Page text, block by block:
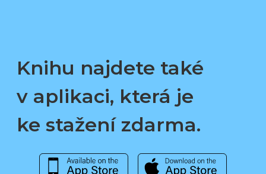
Knihu najdete také
v aplikaci, která je
ke stažení zdarma.